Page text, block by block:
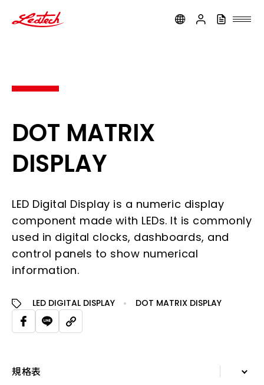
DOT MATRIX
DISPLAY
LED Digital Display is a numeric display
component made with LEDs. It is commonly
used in digital clocks, dashboards, and
control panels to show numerical
information.
LED DIGITAL DISPLAY DOT MATRIX DISPLAY
規格表